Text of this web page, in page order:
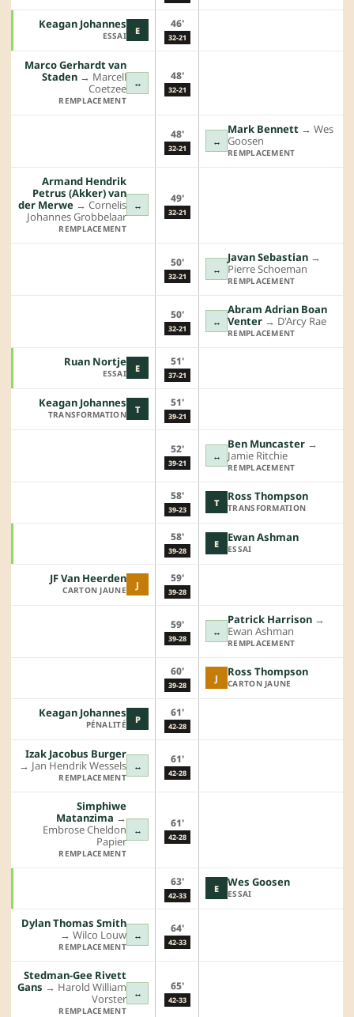
E
Keagan Johannes
ESSAI
46'
32-21
↔
Marco Gerhardt van
Staden →︎ Marcell
Coetzee
REMPLACEMENT
48'
32-21
48'
32-21
↔
Mark Bennett →︎ Wes
Goosen
REMPLACEMENT
↔
Armand Hendrik
Petrus (Akker) van
der Merwe →︎ Cornelis
Johannes Grobbelaar
REMPLACEMENT
49'
32-21
50'
32-21
↔
Javan Sebastian →︎
Pierre Schoeman
REMPLACEMENT
50'
32-21
↔
Abram Adrian Boan
Venter →︎ D'Arcy Rae
REMPLACEMENT
E
Ruan Nortje
ESSAI
51'
37-21
T
Keagan Johannes
TRANSFORMATION
51'
39-21
52'
39-21
↔
Ben Muncaster →︎
Jamie Ritchie
REMPLACEMENT
58'
39-23
T Ross Thompson
TRANSFORMATION
58'
39-28
E Ewan Ashman
ESSAI
J
JF Van Heerden
CARTON JAUNE
59'
39-28
59'
39-28
↔
Patrick Harrison →︎
Ewan Ashman
REMPLACEMENT
60'
39-28
J Ross Thompson
CARTON JAUNE
P
Keagan Johannes
PÉNALITÉ
61'
42-28
↔
Izak Jacobus Burger
→︎ Jan Hendrik Wessels
REMPLACEMENT
61'
42-28
↔
Simphiwe
Matanzima →︎
Embrose Cheldon
Papier
REMPLACEMENT
61'
42-28
63'
42-33
E Wes Goosen
ESSAI
↔
Dylan Thomas Smith
→︎ Wilco Louw
REMPLACEMENT
64'
42-33
↔
Stedman-Gee Rivett
Gans →︎ Harold William
Vorster
REMPLACEMENT
65'
42-33